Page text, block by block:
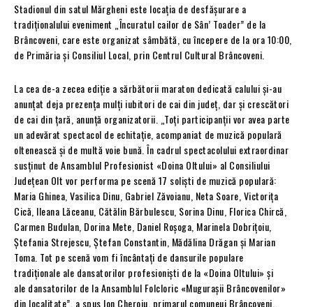
Stadionul din satul Mărgheni este locaţia de desfăşurare a
tradiţionalului eveniment „Încuratul cailor de Sân’ Toader” de la
Brâncoveni, care este organizat sâmbătă, cu începere de la ora 10:00,
de Primăria şi Consiliul Local, prin Centrul Cultural Brâncoveni.
La cea de-a zecea ediţie a sărbătorii maraton dedicată calului şi-au
anunţat deja prezenţa mulţi iubitori de cai din judeţ, dar şi crescători
de cai din ţară, anunţă organizatorii. „Toţi participanţii vor avea parte
un adevărat spectacol de echitație, acompaniat de muzică populară
oltenească şi de multă voie bună. În cadrul spectacolului extraordinar
susţinut de Ansamblul Profesionist «Doina Oltului» al Consiliului
Judeţean Olt vor performa pe scenă 17 solişti de muzică populară:
Maria Ghinea, Vasilica Dinu, Gabriel Zăvoianu, Neta Soare, Victoriţa
Cică, Ileana Lăceanu, Cătălin Bărbulescu, Sorina Dinu, Florica Chircă,
Carmen Budulan, Dorina Mete, Daniel Roşoga, Marinela Dobriţoiu,
Ştefania Strejescu, Ştefan Constantin, Mădălina Drăgan şi Marian
Toma. Tot pe scenă vom fi încântaţi de dansurile populare
tradiţionale ale dansatorilor profesionişti de la «Doina Oltului» şi
ale dansatorilor de la Ansamblul Folcloric «Mugurașii Brâncovenilor»
din localitate”, a spus Ion Cheroiu, primarul comuneui Brâncoveni.